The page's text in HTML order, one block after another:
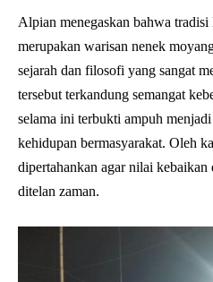
Alpian menegaskan bahwa
merupakan warisan nenek
sejarah dan filosofi yang sangat
tersebut terkandung semangat
selama ini terbukti ampuh
kehidupan bermasyarakat. Oleh
dipertahankan agar nilai
ditelan zaman.